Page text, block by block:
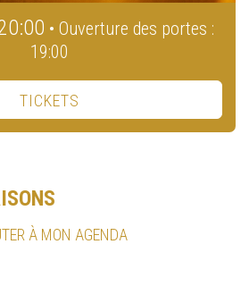
• Ouverture des portes :
19:00
TICKETS
À MON AGENDA